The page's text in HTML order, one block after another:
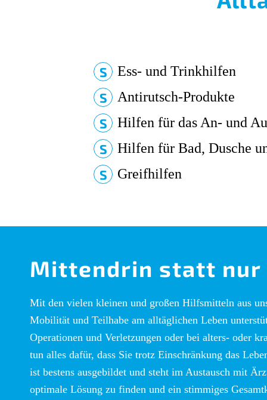
Ess- und Trinkhilfen
Antirutsch-Produkte
Hilfen für das An- und
Hilfen für Bad, Dusche
Greifhilfen
Mittendrin statt nur
Mit den vielen kleinen und großen Hilfsmitteln aus
Mobilität und Teilhabe am alltäglichen Leben
Operationen und Verletzungen oder bei alters- oder
tun alles dafür, dass Sie trotz Einschränkung das
ist bestens ausgebildet und steht im Austausch mit
optimale Lösung zu finden und ein stimmiges